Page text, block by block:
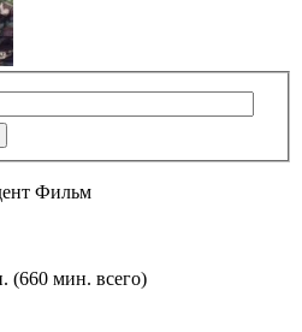
Фильм
(660 мин. всего)